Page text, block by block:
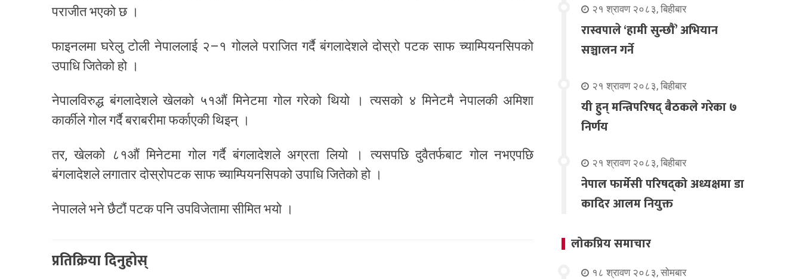
पराजीत भएको छ ।
फाइनलमा घरेलु टोली नेपाललाई २–१ गोलले पराजित गर्दै बंगलादेशले दोस्रो पटक साफ च्याम्पियनसिपको
उपाधि जितेको हो ।
नेपालविरुद्ध बंगलादेशले खेलको ५१औं मिनेटमा गोल गरेको थियो । त्यसको ४ मिनेटमै नेपालकी अमिशा
कार्कीले गोल गर्दै बराबरीमा फर्काएकी थिइन् ।
तर, खेलको ८१औं मिनेटमा गोल गर्दै बंगलादेशले अग्रता लियो । त्यसपछि दुवैतर्फबाट गोल नभएपछि
बंगलादेशले लगातार दोस्रोपटक साफ च्याम्पियनसिपको उपाधि जितेको हो ।
नेपालले भने छैटौं पटक पनि उपविजेतामा सीमित भयो ।
प्रतिक्रिया दिनुहोस्
२१ श्रावण २०८३, बिहीबार
रास्वपाले ‘हामी सुन्छौँ’ अभियान
सञ्चालन गर्ने
२१ श्रावण २०८३, बिहीबार
यी हुन् मन्त्रिपरिषद् बैठकले गरेका ७
निर्णय
२१ श्रावण २०८३, बिहीबार
नेपाल फार्मेसी परिषद्को अध्यक्षमा डा
कादिर आलम नियुक्त
लोकप्रिय समाचार
१८ श्रावण २०८३, सोमबार